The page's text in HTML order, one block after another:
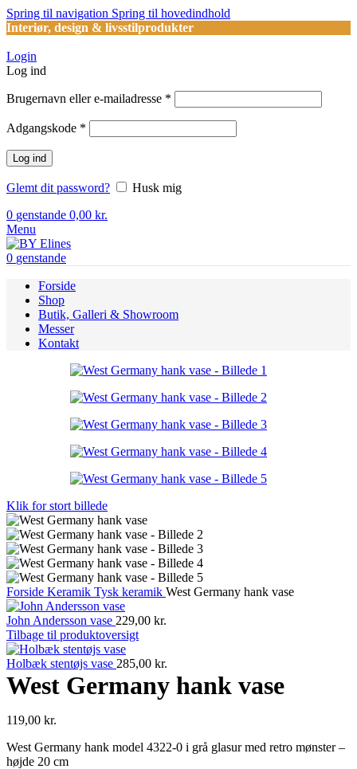
Spring til navigation Spring til hovedindhold
Interiør, design & livsstilprodukter
Login
Log ind
Brugernavn eller e-mailadresse *
Adgangskode *
Log ind
Glemt dit password?
Husk mig
0 genstande 0,00 kr.
Menu
0 genstande
Forside
Shop
Butik, Galleri & Showroom
Messer
Kontakt
Klik for stort billede
Forside Keramik Tysk keramik West Germany hank vase
John Andersson vase 229,00 kr.
Tilbage til produktoversigt
Holbæk stentøjs vase 285,00 kr.
West Germany hank vase
119,00 kr.
West Germany hank model 4322-0 i grå glasur med retro mønster –
højde 20 cm